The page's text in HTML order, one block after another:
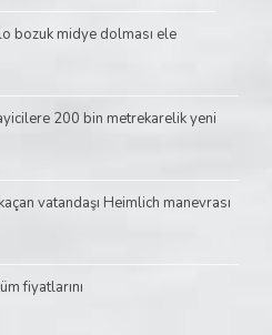
bozuk midye dolması ele
200 bin metrekarelik yeni
vatandaşı Heimlich manevrası
fiyatlarını